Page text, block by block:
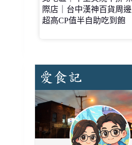
際店｜台中漢神百貨周邊
超高CP值半自助吃到飽